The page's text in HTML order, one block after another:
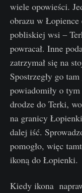
wiele opowieści.
obrazu w
pobliskiej wsi –
powracał. Inne
zatrzymał się na
Spostrzegły go
powiadomiły o
drodze do Terki,
na granicy
dalej iść.
pomogło, więc
ikoną do Łopienki.
Kiedy ikona